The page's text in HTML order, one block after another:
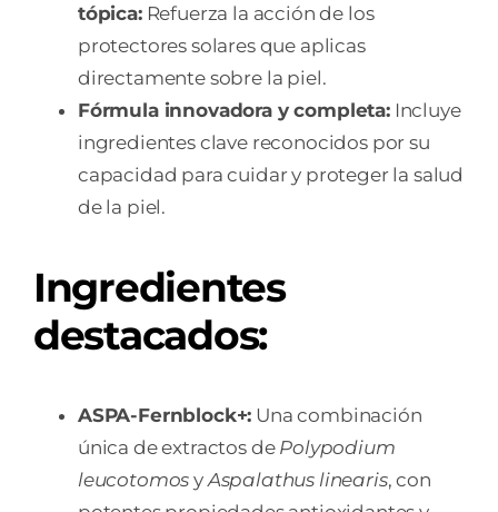
tópica:Refuerza la acción de los
protectores solares que aplicas
directamente sobre la piel.
Fórmula innovadora y completa:Incluye
ingredientes clave reconocidos por su
capacidad para cuidar y proteger la salud
de la piel.
Ingredientes
destacados:
ASPA-Fernblock+: Una combinación
única de extractos de Polypodium
leucotomos y Aspalathus linearis, con